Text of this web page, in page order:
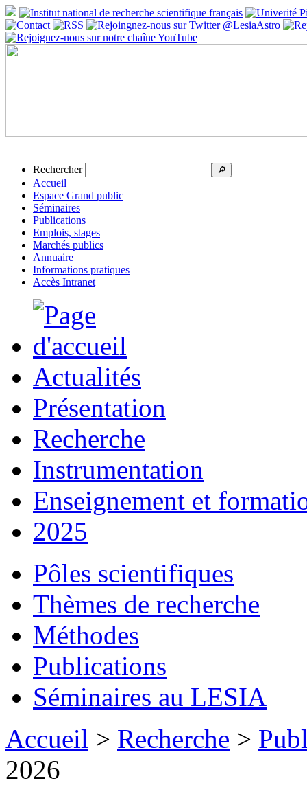
Rechercher 🔎
Accueil
Espace Grand public
Séminaires
Publications
Emplois, stages
Marchés publics
Annuaire
Informations pratiques
Accès Intranet
Actualités
Présentation
Recherche
Instrumentation
Enseignement et
2025
Pôles scientifiques
Thèmes de recherche
Méthodes
Publications
Séminaires au LESIA
Accueil > Recherche >
2026